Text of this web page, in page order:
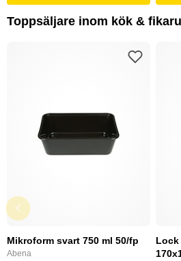
Toppsäljare inom kök &
Mikroform svart 750 ml 50/fp
Abena